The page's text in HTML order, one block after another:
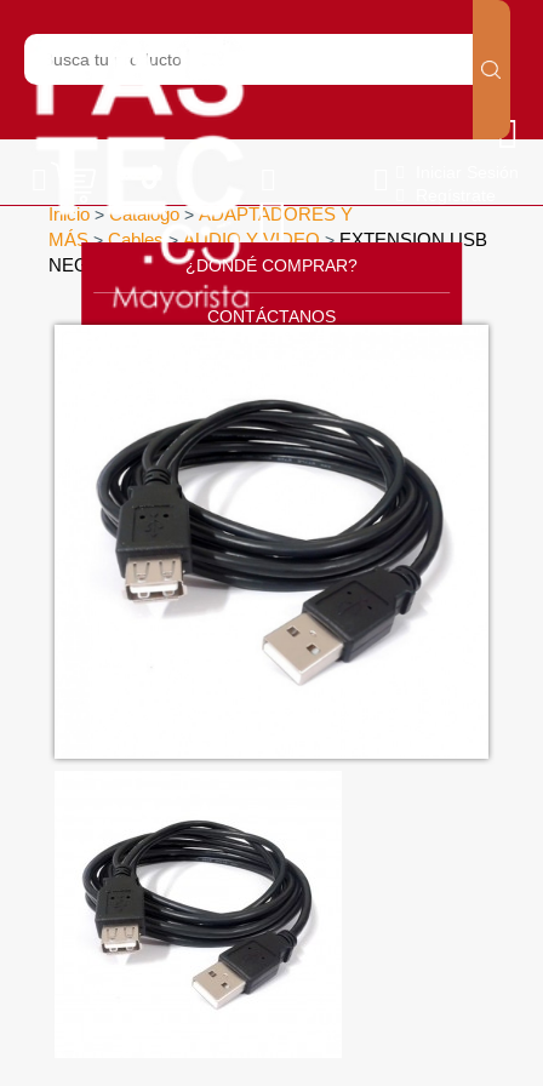
¿DONDÉ COMPRAR?
CONTÁCTANOS
CÁTALOGO
INICIO
Inicio > Catálogo > ADAPTADORES Y
MÁS>Cables>AUDIO Y VIDEO>EXTENSION USB
NEGRA SIN FILTRO DE 5 MTS>